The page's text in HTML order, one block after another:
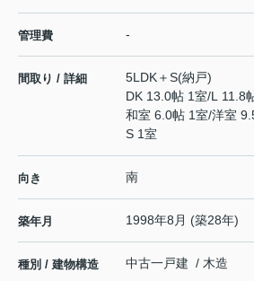
管理費 -
間取り / 詳細
5LDK＋S(納戸)
DK 13.0帖 1室/L 11.8
和室 6.0帖 1室/洋室
S 1室
向き 南
築年月 1998年8月 (築28年)
種別 / 建物構造 中古一戸建 / 木造